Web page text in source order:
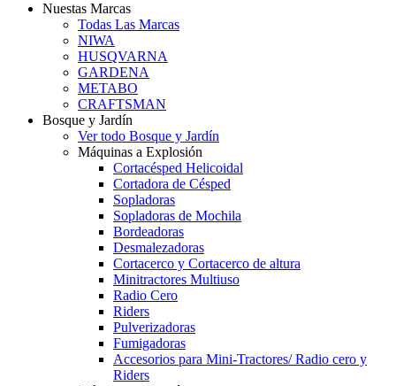
Nuestas Marcas
Todas Las Marcas
NIWA
HUSQVARNA
GARDENA
METABO
CRAFTSMAN
Bosque y Jardín
Ver todo Bosque y Jardín
Máquinas a Explosión
Cortacésped Helicoidal
Cortadora de Césped
Sopladoras
Sopladoras de Mochila
Bordeadoras
Desmalezadoras
Cortacerco y Cortacerco de altura
Minitractores Multiuso
Radio Cero
Riders
Pulverizadoras
Fumigadoras
Accesorios para Mini-Tractores/ Radio cero y
Riders